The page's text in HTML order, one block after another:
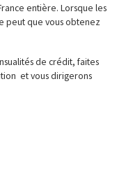
entière. Lorsque les
peut que vous obtenez
de crédit, faites
et vous dirigerons